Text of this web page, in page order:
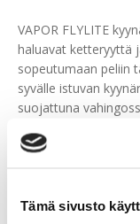
Tämä sivusto
VAPOR FLYLITE
haluavat ketteryyttä
sopeutumaan peliin
syvälle istuvan
suojattuna
Syvemmälle istuva